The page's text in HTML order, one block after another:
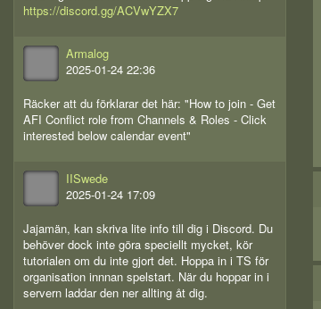
https://discord.gg/ACVwYZX7
Armalog
2025-01-24 22:36
Räcker att du förklarar det här: "How to join - Get
AFI Conflict role from Channels & Roles - Click
interested below calendar event"
IISwede
2025-01-24 17:09
Jajamän, kan skriva lite info till dig i Discord. Du
behöver dock inte göra speciellt mycket, kör
tutorialen om du inte gjort det. Hoppa in i TS för
organisation innnan spelstart. När du hoppar in i
servern laddar den ner allting åt dig.